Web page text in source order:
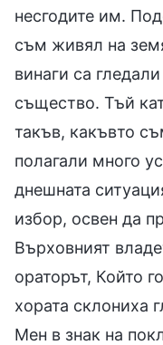
несгодите им.
съм живял на
винаги са
същество. Тъй
такъв, какъвто
полагали много
днешната
избор, освен да
Върховният
ораторът, Който
хората склониха
Мен в знак на